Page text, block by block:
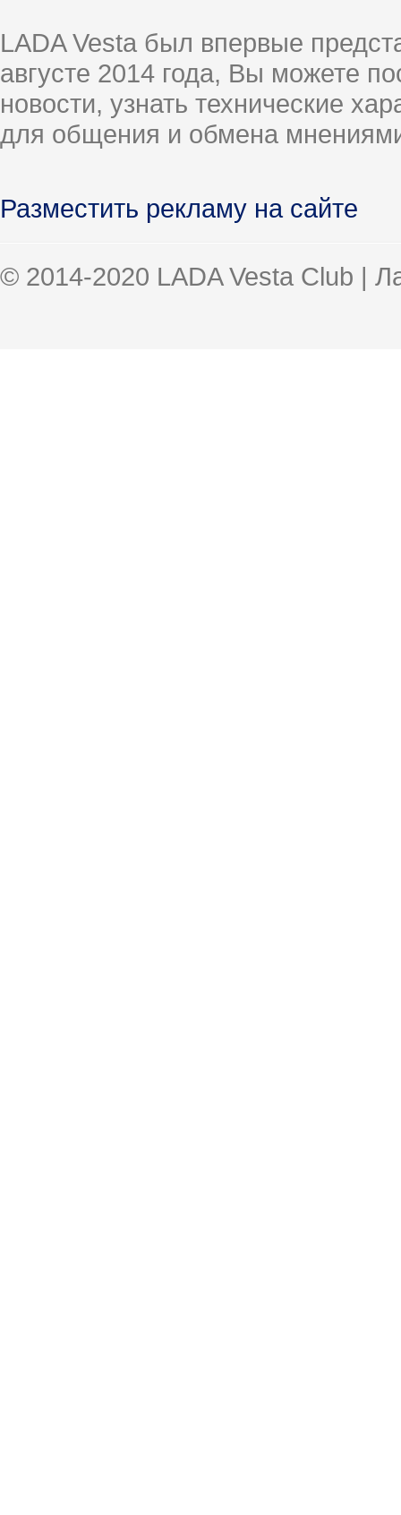
LADA Vesta был впервые
августе 2014 года, Вы можете
новости, узнать технические
для общения и обмена
Разместить рекламу на сайте
© 2014-2020 LADA Vesta Club |